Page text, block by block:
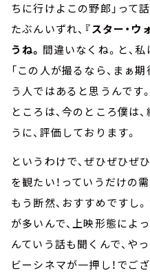
ちに行けよこの野郎」って
たぶんいずれ、 『スター・ウ
うね。 間違いなくね。と、
「この人が撮るなら、まぁ
う人ではあると思うんで
ところは、今のところ僕は
うに、評価しております。
というわけで、ぜひぜひ
を観たい！っていうだけの
もう断然、おすすめですし
が多いんで、上映形態によ
んていう話も聞くんで、や
ビーシネマが一押し！でご